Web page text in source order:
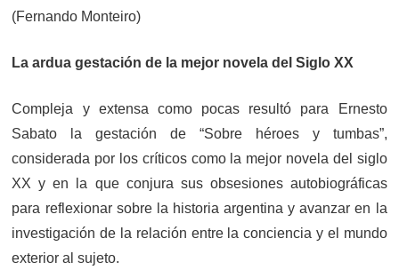
(Fernando Monteiro)
La ardua gestación de la mejor novela del Siglo XX
Compleja y extensa como pocas resultó para Ernesto
Sabato la gestación de “Sobre héroes y tumbas”,
considerada por los críticos como la mejor novela del siglo
XX y en la que conjura sus obsesiones autobiográficas
para reflexionar sobre la historia argentina y avanzar en la
investigación de la relación entre la conciencia y el mundo
exterior al sujeto.